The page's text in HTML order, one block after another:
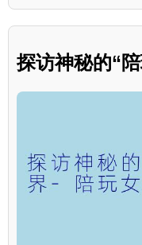
探访神秘的“